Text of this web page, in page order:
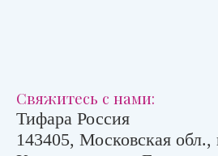
Свяжитесь с нами:
Тифара Россия
143405, Московская обл.,